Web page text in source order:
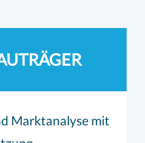
Marktanalyse mit